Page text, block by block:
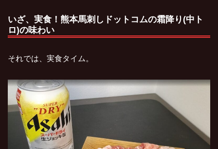
いざ、実食！熊本馬刺しドットコムの霜降り(中ト
ロ)の味わい
それでは、実食タイム。